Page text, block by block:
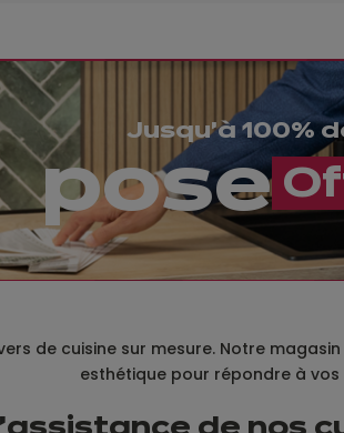
Jusqu'à 100%
pose
de cuisine sur mesure. Notre
esthétique pour répondre à